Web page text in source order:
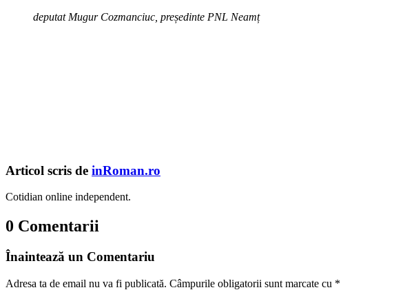
deputat Mugur Cozmanciuc, președinte PNL Neamț
Articol scris de inRoman.ro
Cotidian online independent.
0 Comentarii
Înaintează un Comentariu
Adresa ta de email nu va fi publicată. Câmpurile obligatorii sunt marcate cu *